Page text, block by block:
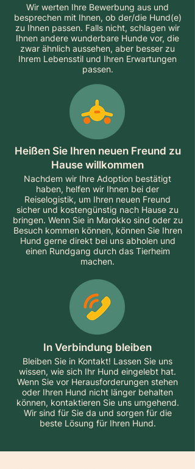
Wir werten Ihre Bewerbung aus und
besprechen mit Ihnen, ob der/die Hund(e)
zu Ihnen passen. Falls nicht, schlagen wir
Ihnen andere wunderbare Hunde vor, die
zwar ähnlich aussehen, aber besser zu
Ihrem Lebensstil und Ihren Erwartungen
passen.
Heißen Sie Ihren neuen Freund zu
Hause willkommen
Nachdem wir Ihre Adoption bestätigt
haben, helfen wir Ihnen bei der
Reiselogistik, um Ihren neuen Freund
sicher und kostengünstig nach Hause zu
bringen. Wenn Sie in Marokko sind oder zu
Besuch kommen können, können Sie Ihren
Hund gerne direkt bei uns abholen und
einen Rundgang durch das Tierheim
machen.
In Verbindung bleiben
Bleiben Sie in Kontakt! Lassen Sie uns
wissen, wie sich Ihr Hund eingelebt hat.
Wenn Sie vor Herausforderungen stehen
oder Ihren Hund nicht länger behalten
können, kontaktieren Sie uns umgehend.
Wir sind für Sie da und sorgen für die
beste Lösung für Ihren Hund.